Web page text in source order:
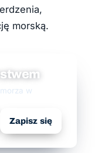
morską.
w
Zapisz się